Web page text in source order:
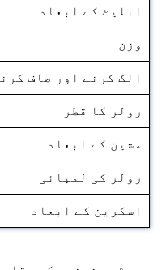
انلیٹ کے ابعاد
وزن
الگ کرنے اور صاف
رولر کا قطر
مشین کے ابعاد
رولر کی لمبائی
اسکرین کے ابعاد